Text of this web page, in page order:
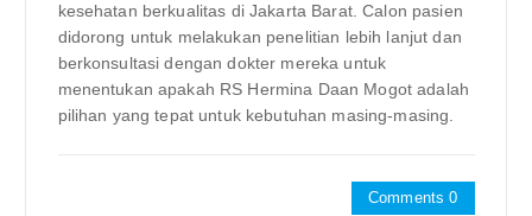
kesehatan berkualitas di Jakarta Barat. Calon pasien
didorong untuk melakukan penelitian lebih lanjut dan
berkonsultasi dengan dokter mereka untuk
menentukan apakah RS Hermina Daan Mogot adalah
pilihan yang tepat untuk kebutuhan masing-masing.
Comments 0